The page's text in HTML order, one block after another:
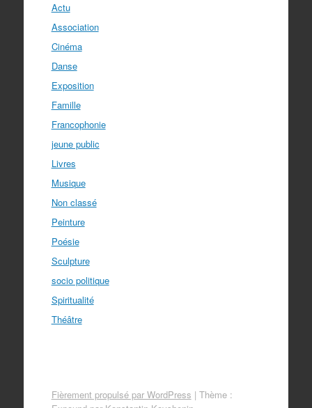
Actu
Association
Cinéma
Danse
Exposition
Famille
Francophonie
jeune public
Livres
Musique
Non classé
Peinture
Poésie
Sculpture
socio politique
Spiritualité
Théâtre
Fièrement propulsé par WordPress | Thème :